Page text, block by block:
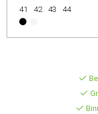
41 42 43 44